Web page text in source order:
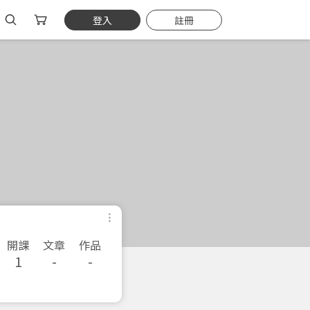
登入 註冊
開課
1
文章
-
作品
-